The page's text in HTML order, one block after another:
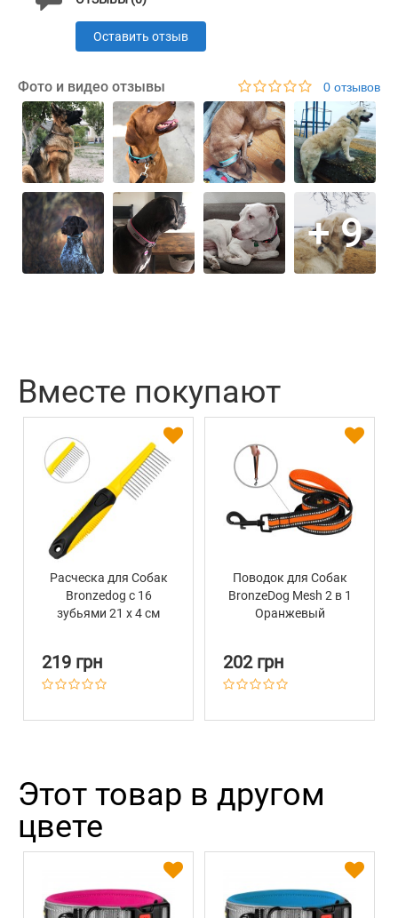
Оставить отзыв
Фото и видео отзывы 0 отзывов
+ 9
продолжительный срок службы.
Ошейник имеет большой диапазон регулировок по
размеру, а также позволяет прикреплять через
аксессуарное кольцо адресник, фонарик или другие
аксессуары.
Характеристики
Вместе покупают
Расческа для Собак
Bronzedog с 16
зубьями 21 х 4 см
219 грн
Поводок для Собак
BronzeDog Mesh 2 в 1
Оранжевый
202 грн
Этот товар в другом
цвете